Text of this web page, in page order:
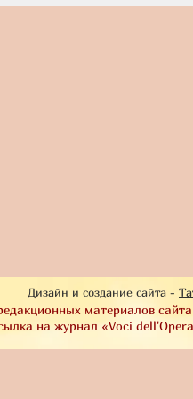
Дизайн и создание сайта -
материалов
на журнал «Voci